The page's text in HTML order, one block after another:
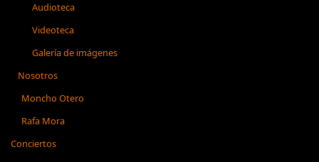
Audioteca
Videoteca
Galería de imágenes
Nosotros
Moncho Otero
Rafa Mora
Conciertos